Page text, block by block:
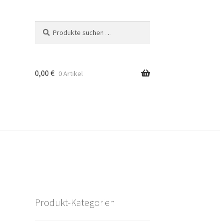
nach:
0,00 € 0 Artikel
Produkt-Kategorien